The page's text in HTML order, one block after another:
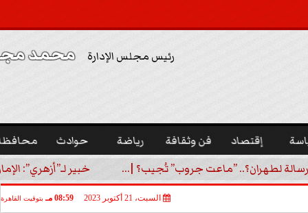
رئيس مجلس الإدارة محمد
إقتصاد فن وثقافة رياضة حوادث
لطهران؟.. ”ماعت جروب” تُجيب؟ |... خبير لـ”أزهري”:
السبت، 21 أكتوبر 2023 08:59 مـ بتوقيت القاهرة